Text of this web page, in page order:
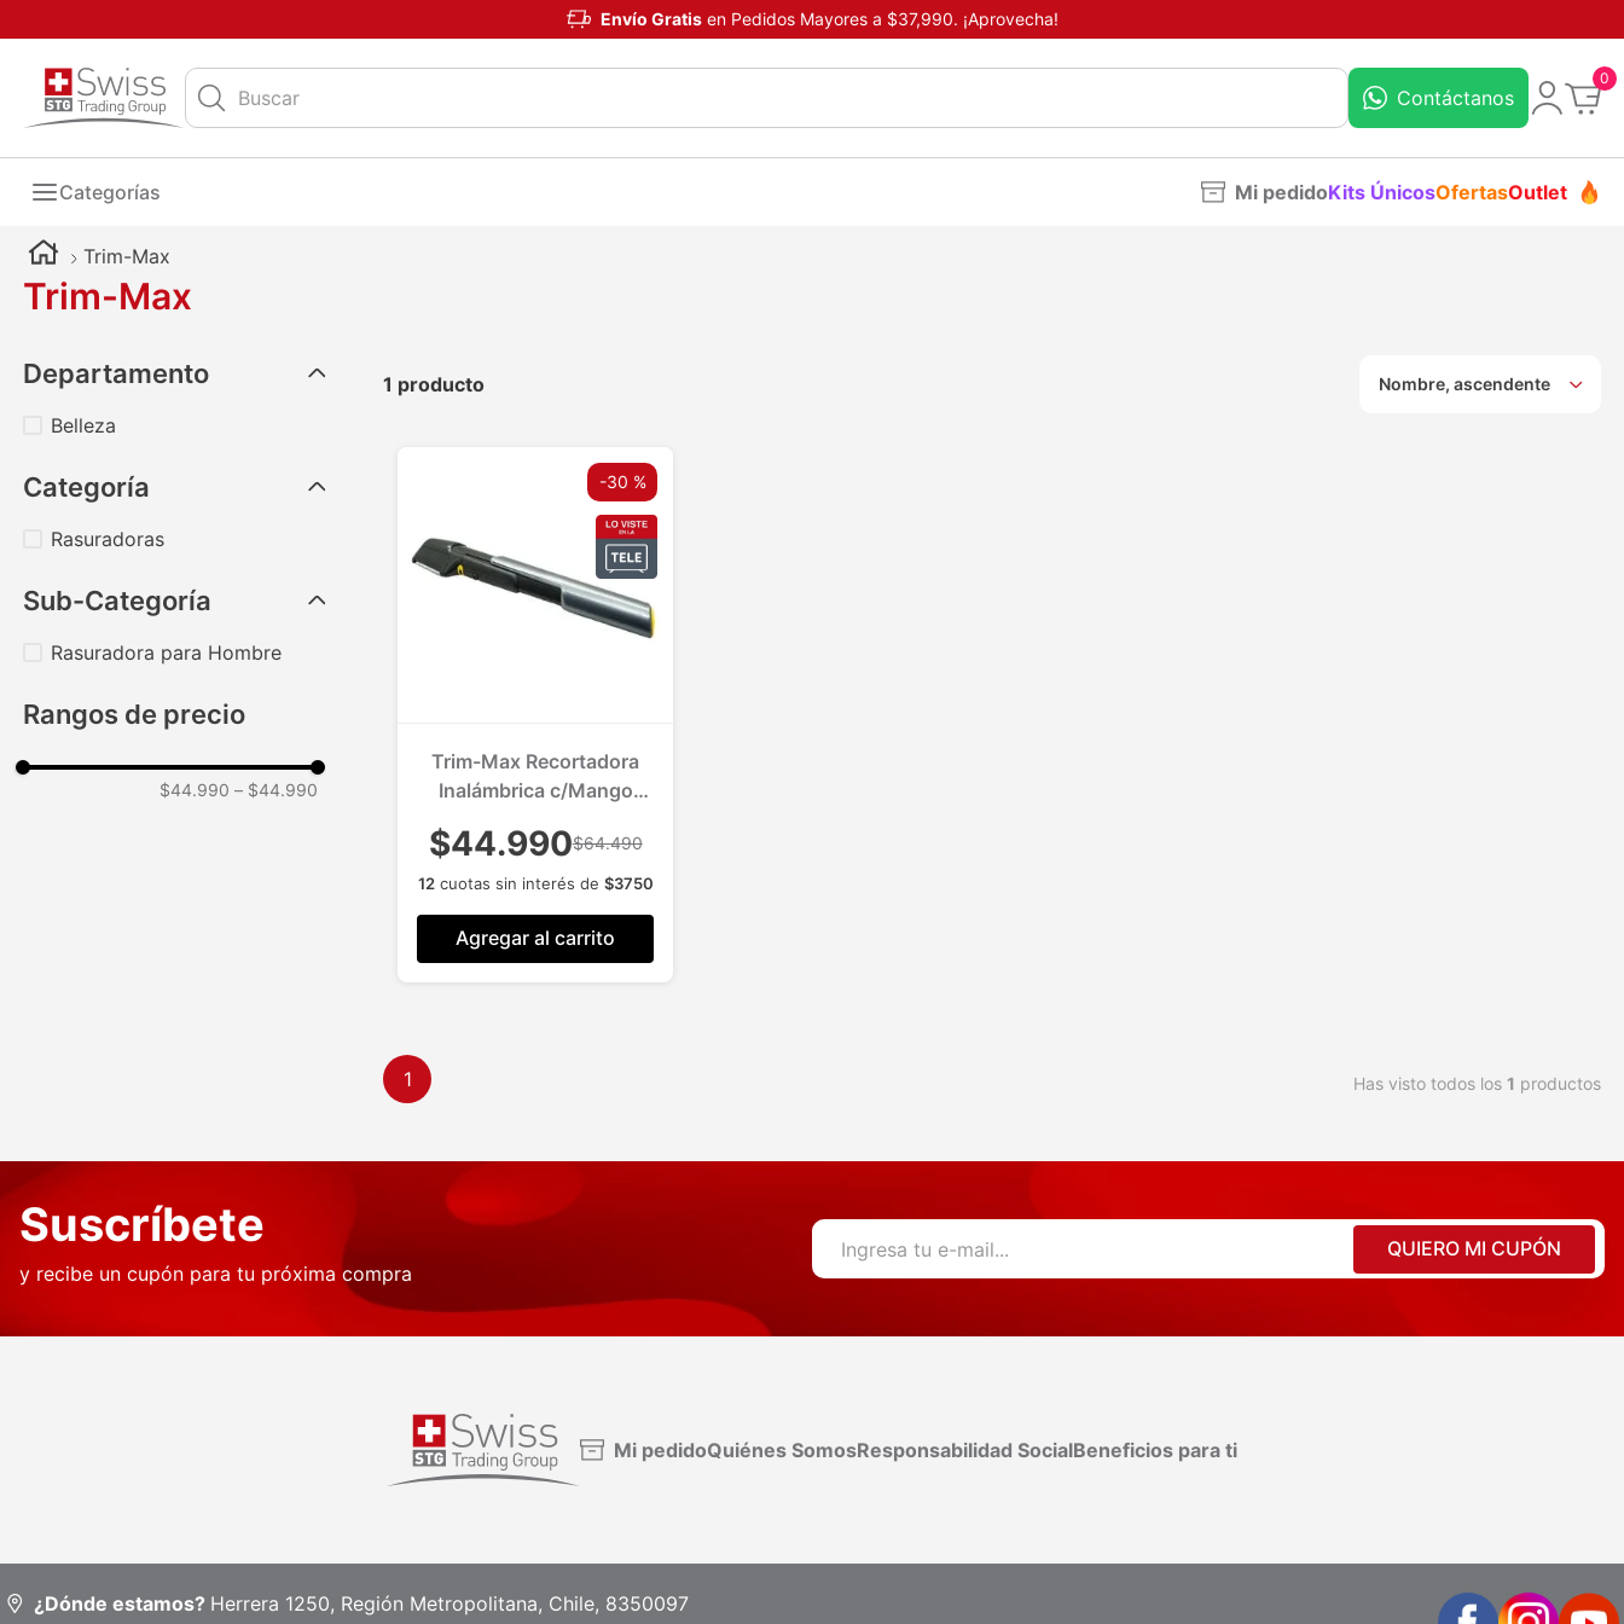
Envío Gratisen Pedidos Mayores a $37,990. ¡Aprovecha!
Buscar
Contáctanos
0
Categorías Mi pedidoKits ÚnicosOfertasOutlet
Trim-Max
Trim-Max
Departamento
Belleza
Categoría
Rasuradoras
Sub-Categoría
Rasuradora para Hombre
Rangos de precio
$44.990 – $44.990
1 producto Nombre, ascendente
-30 %
Trim-Max Recortadora
Inalámbrica c/Mango
$44.990$64.490
12cuotas sin interés de $3750
Agregar al carrito
1 Has visto todos los 1 productos
Suscríbete
y recibe un cupón para tu próxima compra
QUIERO MI CUPÓN
Mi pedidoQuiénes SomosResponsabilidad SocialBeneficios para ti
¿Dónde estamos? Herrera 1250, Región Metropolitana, Chile, 8350097